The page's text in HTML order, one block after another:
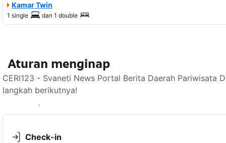
Kamar Twin
1 single dan 1 double
Aturan menginap
CERI123 - Svaneti News Portal Berita Daerah Pariwisata
langkah berikutnya!
Lihat ketersediaan
Check-in